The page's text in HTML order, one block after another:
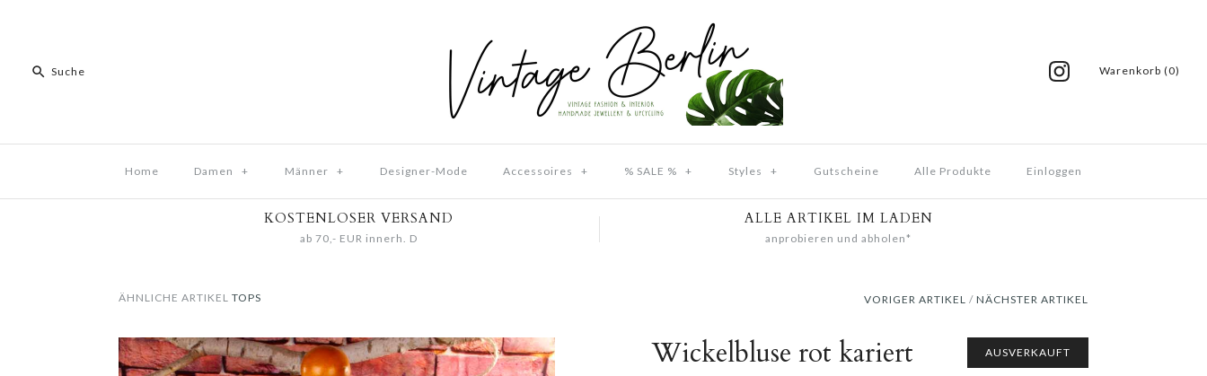
Warenkorb (0)
Home Damen + Männer + Designer-Mode Accessoires + % SALE % + Styles + Gutscheine Alle Produkte Einloggen
KOSTENLOSER VERSAND
ab 70,- EUR innerh. D
ALLE ARTIKEL IM LADEN
anprobieren und abholen*
ÄHNLICHE ARTIKEL TOPS VORIGER ARTIKEL / NÄCHSTER ARTIKEL
AUSVERKAUFT
Wickelbluse rot kariert